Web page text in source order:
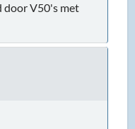
door V50's met